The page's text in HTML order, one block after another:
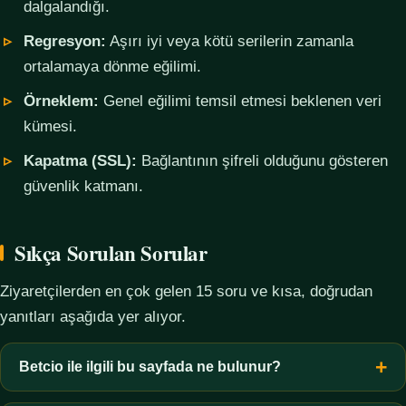
dalgalandığı.
Regresyon: Aşırı iyi veya kötü serilerin zamanla
ortalamaya dönme eğilimi.
Örneklem: Genel eğilimi temsil etmesi beklenen veri
kümesi.
Kapatma (SSL): Bağlantının şifreli olduğunu gösteren
güvenlik katmanı.
Sıkça Sorulan Sorular
Ziyaretçilerden en çok gelen 15 soru ve kısa, doğrudan
yanıtları aşağıda yer alıyor.
Betcio ile ilgili bu sayfada ne bulunur?
Bu sayfada yalnızca kavramsal bilgi, terim açıklamaları, veri